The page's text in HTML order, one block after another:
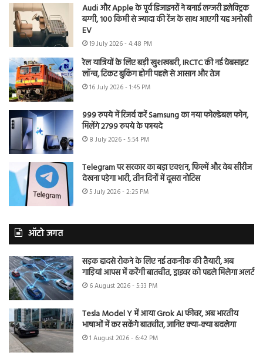
Audi और Apple के पूर्व डिजाइनरों ने बनाई लग्जरी इलेक्ट्रिक
बग्गी, 100 किमी से ज्यादा की रेंज के साथ आएगी यह अनोखी
EV
19 July 2026 - 4:48 PM
रेल यात्रियों के लिए बड़ी खुशखबरी, IRCTC की नई वेबसाइट
लॉन्च, टिकट बुकिंग होगी पहले से आसान और तेज
16 July 2026 - 1:45 PM
999 रुपये में रिजर्व करें Samsung का नया फोल्डेबल फोन,
मिलेंगे 2799 रुपये के फायदे
8 July 2026 - 5:54 PM
Telegram पर सरकार का बड़ा एक्शन, फिल्में और वेब सीरीज
देखना पड़ेगा भारी, तीन दिनों में दूसरा नोटिस
5 July 2026 - 2:25 PM
ऑटो जगत
सड़क हादसे रोकने के लिए नई तकनीक की तैयारी, अब
गाड़ियां आपस में करेंगी बातचीत, ड्राइवर को पहले मिलेगा अलर्ट
6 August 2026 - 5:33 PM
Tesla Model Y में आया Grok AI फीचर, अब भारतीय
भाषाओं में कर सकेंगे बातचीत, जानिए क्या-क्या बदलेगा
1 August 2026 - 6:42 PM